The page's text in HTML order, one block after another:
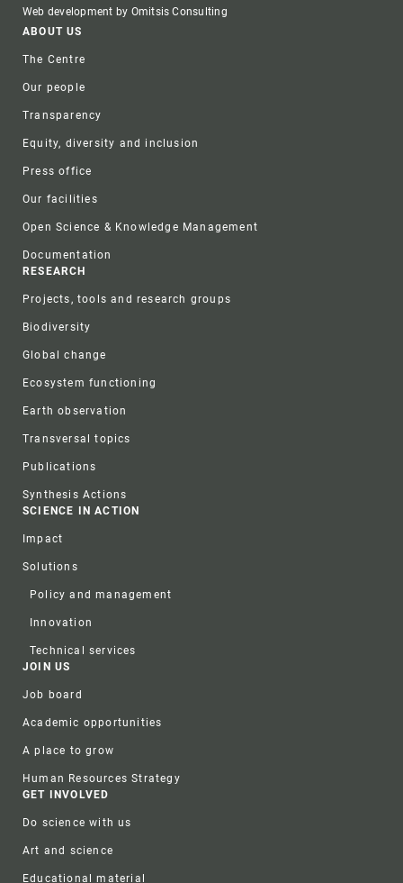
Web development by Omitsis Consulting
Footer
ABOUT US
The Centre
Our people
Transparency
Equity, diversity and inclusion
Press office
Our facilities
Open Science & Knowledge Management
Documentation
RESEARCH
Projects, tools and research groups
Biodiversity
Global change
Ecosystem functioning
Earth observation
Transversal topics
Publications
Synthesis Actions
SCIENCE IN ACTION
Impact
Solutions
Policy and management
Innovation
Technical services
JOIN US
Job board
Academic opportunities
A place to grow
Human Resources Strategy
GET INVOLVED
Do science with us
Art and science
Educational material